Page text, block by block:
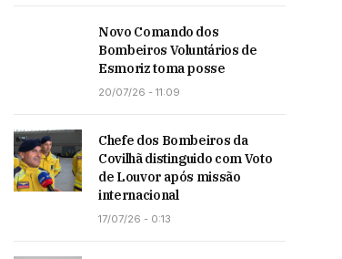
Novo Comando dos
Bombeiros Voluntários de
Esmoriz toma posse
20/07/26 - 11:09
Chefe dos Bombeiros da
Covilhã distinguido com Voto
de Louvor após missão
internacional
17/07/26 - 0:13